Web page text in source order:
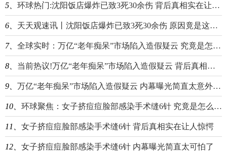
5、 环球热门:沈阳饭店爆炸已致3死30余伤 背后真相实在让人惊愕
6、 天天观速讯丨沈阳饭店爆炸已致3死30余伤 原因竟是这样太惨了
7、 全球实时：万亿“老年痴呆”市场陷入造假疑云 究竟是怎么回事？
8、 当前热议!万亿“老年痴呆”市场陷入造假疑云 背后真相实在让人惊愕
9、 万亿“老年痴呆”市场陷入造假疑云 内幕曝光简直太意外了-天天看热讯
10、 环球聚焦：女子挤痘痘脸部感染手术缝6针 究竟是怎么回事？
11、 女子挤痘痘脸部感染手术缝6针 背后真相实在让人惊愕
12、 女子挤痘痘脸部感染手术缝6针 内幕曝光简直太可怕了